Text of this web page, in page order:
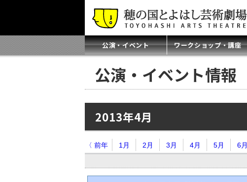
公演・イベント ワークショップ・講座
公演・イベント情報
2013年4月
〈 前年 1月 2月 3月 4月 5月 6月